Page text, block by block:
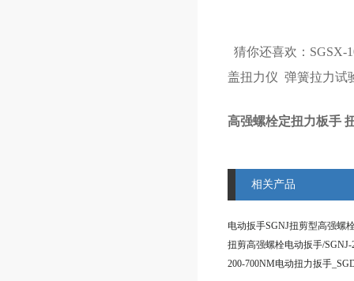
猜你还喜欢： SGSX-
盖扭力仪 弹簧拉力试
高强螺栓定扭力板手
相关产品